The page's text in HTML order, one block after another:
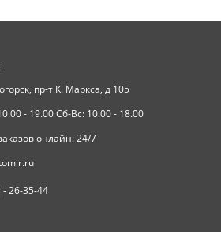
пр-т К. Маркса, д 105
- 19.00 Сб-Вс: 10.00 - 18.00
онлайн: 24/7
- 26-35-44